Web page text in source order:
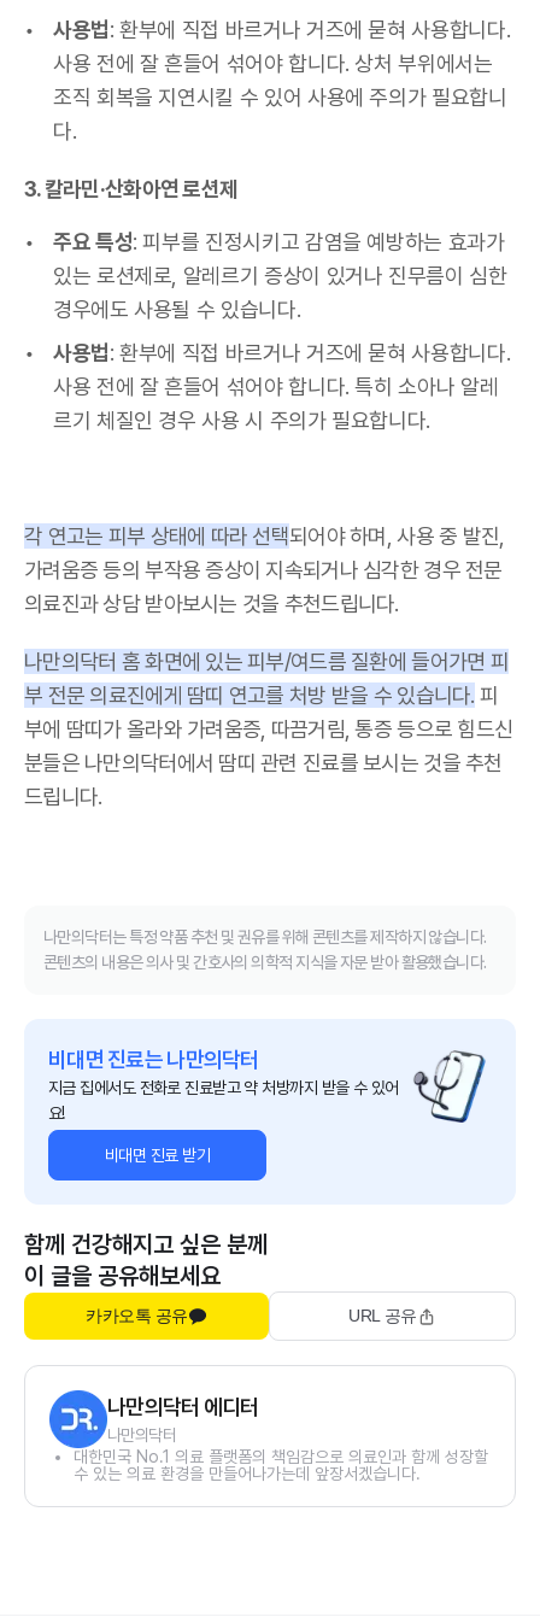
사용법: 환부에 직접 바르거나 거즈에 묻혀 사용합니다.
사용 전에 잘 흔들어 섞어야 합니다. 상처 부위에서는
조직 회복을 지연시킬 수 있어 사용에 주의가 필요합니
다.
3. 칼라민·산화아연 로션제
주요 특성: 피부를 진정시키고 감염을 예방하는 효과가
있는 로션제로, 알레르기 증상이 있거나 진무름이 심한
경우에도 사용될 수 있습니다.
사용법: 환부에 직접 바르거나 거즈에 묻혀 사용합니다.
사용 전에 잘 흔들어 섞어야 합니다. 특히 소아나 알레
르기 체질인 경우 사용 시 주의가 필요합니다.
각 연고는 피부 상태에 따라 선택되어야 하며, 사용 중 발진,
가려움증 등의 부작용 증상이 지속되거나 심각한 경우 전문
의료진과 상담 받아보시는 것을 추천드립니다.
나만의닥터 홈 화면에 있는 피부/여드름 질환에 들어가면 피
부 전문 의료진에게 땀띠 연고를 처방 받을 수 있습니다. 피
부에 땀띠가 올라와 가려움증, 따끔거림, 통증 등으로 힘드신
분들은 나만의닥터에서 땀띠 관련 진료를 보시는 것을 추천
드립니다.
나만의닥터는 특정 약품 추천 및 권유를 위해 콘텐츠를 제작하지 않습니다.
콘텐츠의 내용은 의사 및 간호사의 의학적 지식을 자문 받아 활용했습니다.
비대면 진료는 나만의닥터
지금 집에서도 전화로 진료받고 약 처방까지 받을 수 있어
요!
비대면 진료 받기
함께 건강해지고 싶은 분께
이 글을 공유해보세요
카카오톡 공유 URL 공유
나만의닥터 에디터
나만의닥터
대한민국 No.1 의료 플랫폼의 책임감으로 의료인과 함께 성장할
수 있는 의료 환경을 만들어나가는데 앞장서겠습니다.